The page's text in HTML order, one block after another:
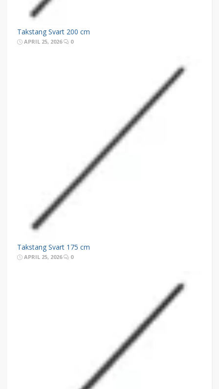
Takstang Svart 200 cm
APRIL 25, 2026 0
Takstang Svart 175 cm
APRIL 25, 2026 0